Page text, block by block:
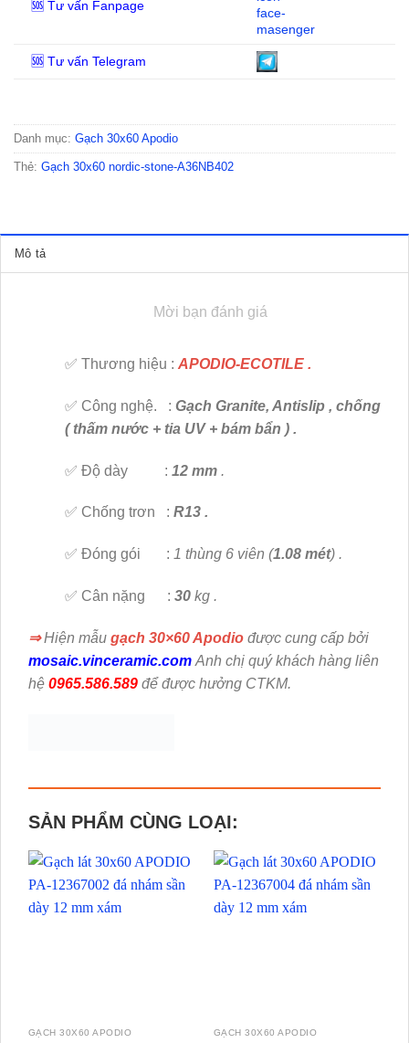
🆘 Tư vấn Fanpage
🆘 Tư vấn Telegram
Danh mục: Gạch 30x60 Apodio
Thẻ: Gạch 30x60 nordic-stone-A36NB402
Mô tả
Mời bạn đánh giá
✅ Thương hiệu : APODIO-ECOTILE .
✅ Công nghệ. : Gạch Granite, Antislip , chống
( thấm nước + tia UV + bám bẩn ) .
✅ Độ dày : 12 mm .
✅ Chống trơn : R13 .
✅ Đóng gói : 1 thùng 6 viên (1.08 mét) .
✅ Cân nặng : 30 kg .
⇒Hiện mẫu gạch 30×60 Apodio được cung cấp bởi
mosaic.vinceramic.com Anh chị quý khách hàng liên
hệ 0965.586.589 để được hưởng CTKM.
SẢN PHẨM CÙNG LOẠI:
GẠCH 30X60 APODIO GẠCH 30X60 APODIO